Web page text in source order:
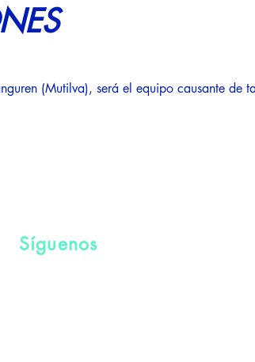
(Mutilva), será el equipo causante de
Síguenos